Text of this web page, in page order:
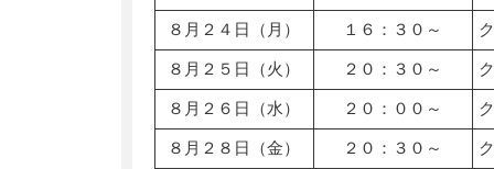
８月２４日（月） １６：３０～
８月２５日（火） ２０：３０～
８月２６日（水） ２０：００～
８月２８日（金） ２０：３０～